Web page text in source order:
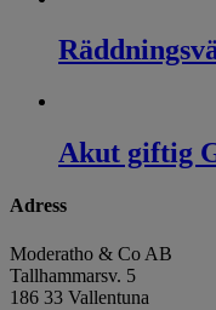
Akut giftig
Adress
Moderatho & Co AB
Tallhammarsv. 5
186 33 Vallentuna